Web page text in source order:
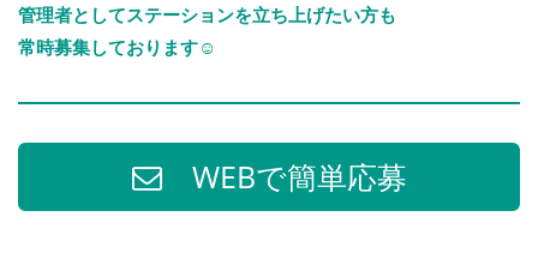
管理者としてステーションを立ち上げたい方も
常時募集しております☺︎
WEBで簡単応募